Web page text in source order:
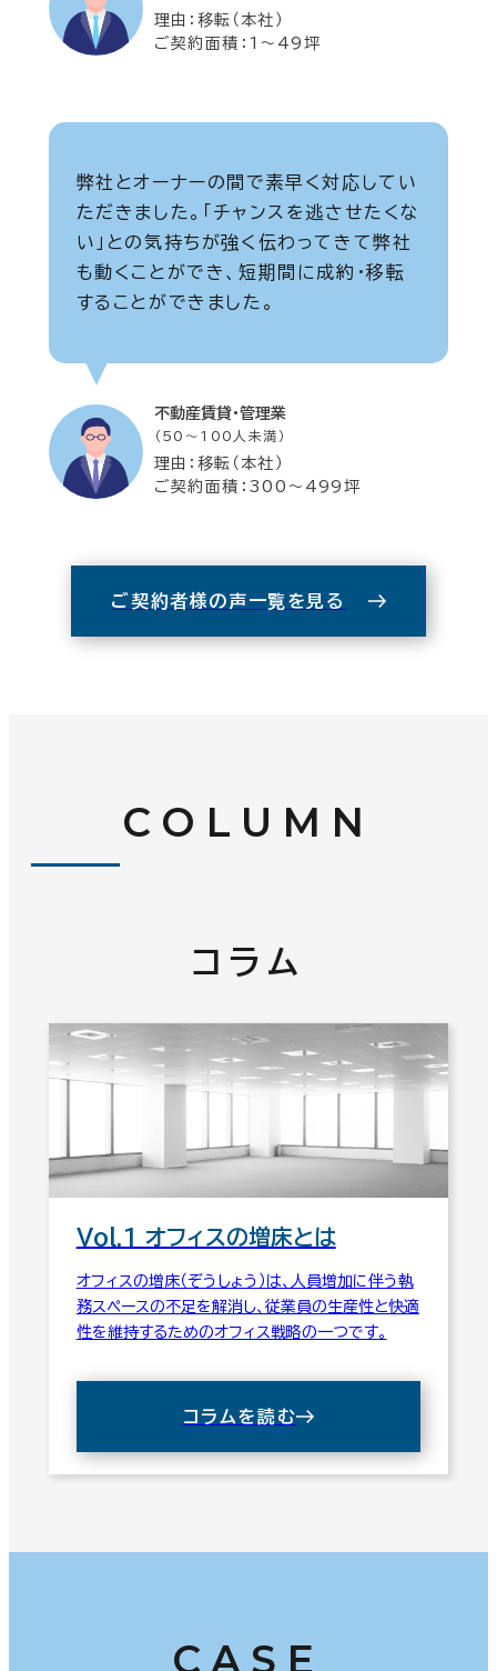
理由：移転（本社）
ご契約面積：1～49坪
弊社とオーナーの間で素早く対応してい
ただきました。「チャンスを逃させたくな
い」との気持ちが強く伝わってきて弊社
も動くことができ、短期間に成約・移転
することができました。
不動産賃貸・管理業
（50～100人未満）
理由：移転（本社）
ご契約面積：300～499坪
ご契約者様の声一覧を見る
COLUMN
コラム
Vol.1 オフィスの増床とは
オフィスの増床（ぞうしょう）は、人員増加に伴う執
務スペースの不足を解消し、従業員の生産性と快適
性を維持するためのオフィス戦略の一つです。
コラムを読む
CASE